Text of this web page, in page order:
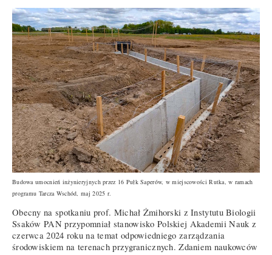
Budowa umocnień inżynieryjnych przez 16 Pułk Saperów, w miejscowości Rutka, w ramach
programu Tarcza Wschód, maj 2025 r.
Obecny na spotkaniu prof. Michał Żmihorski z Instytutu Biologii
Ssaków PAN przypomniał stanowisko Polskiej Akademii Nauk z
czerwca 2024 roku na temat odpowiedniego zarządzania
środowiskiem na terenach przygranicznych. Zdaniem naukowców